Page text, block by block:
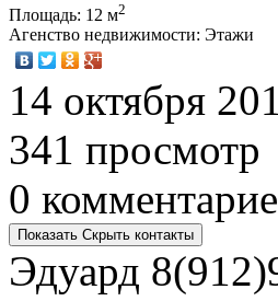
Площадь: 12 м2
Агенство недвижимости: Этажи
14 октября
341 просмотр
0
Показать Скрыть контакты
Эдуард